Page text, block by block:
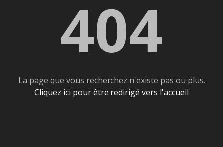
404
La page que vous recherchez n'existe pas ou plus.
Cliquez ici pour être redirigé vers l'accueil